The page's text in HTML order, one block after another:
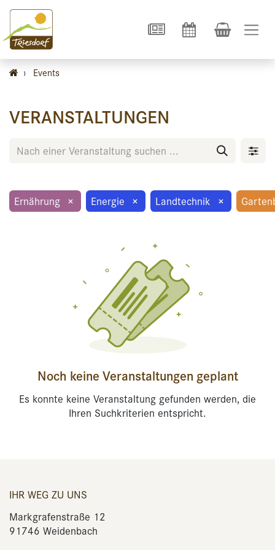
› Events
VERANSTALTUNGEN
Ernährung × Energie × Landtechnik ×
Noch keine Veranstaltungen geplant
Es konnte keine Veranstaltung gefunden werden, die
Ihren Suchkriterien entspricht.
IHR WEG ZU UNS
Markgrafenstraße 12
91746 Weidenbach